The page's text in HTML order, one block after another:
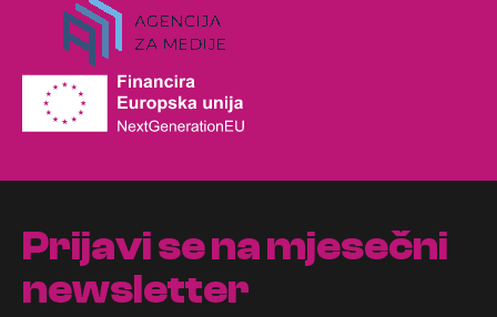
Prijavi se na mjesečni
newsletter